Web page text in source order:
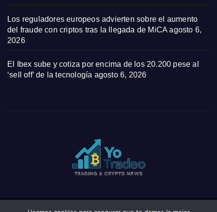
Los reguladores europeos advierten sobre el aumento
del fraude con criptos tras la llegada de MiCA agosto 6,
2026
El Ibex sube y cotiza por encima de los 20.200 pese al
‘sell off’ de la tecnología agosto 6, 2026